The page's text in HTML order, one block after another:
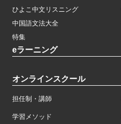
ひよこ中文リスニング
中国語文法大全
特集
eラーニング
オンラインスクール
担任制・講師
学習メソッド